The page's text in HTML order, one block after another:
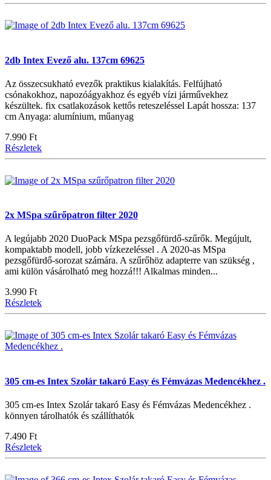
2db Intex Evező alu. 137cm 69625
Az összecsukható evezők praktikus kialakítás. Felfújható
csónakokhoz, napozóágyakhoz és egyéb vízi járművekhez
készültek. fix csatlakozások kettős reteszeléssel Lapát hossza: 137
cm Anyaga: alumínium, műanyag
7.990 Ft
Részletek
2x MSpa szűrőpatron filter 2020
A legújabb 2020 DuoPack MSpa pezsgőfürdő-szűrők. Megújult,
kompaktabb modell, jobb vízkezeléssel . A 2020-as MSpa
pezsgőfürdő-sorozat számára. A szűrőhöz adapterre van szükség ,
ami külön vásárolható meg hozzá!!! Alkalmas minden...
3.990 Ft
Részletek
305 cm-es Intex Szolár takaró Easy és Fémvázas Medencékhez .
305 cm-es Intex Szolár takaró Easy és Fémvázas Medencékhez .
könnyen tárolhatók és szállíthatók
7.490 Ft
Részletek